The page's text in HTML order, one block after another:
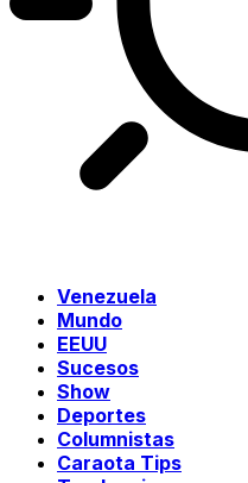
Venezuela
Mundo
EEUU
Sucesos
Show
Deportes
Columnistas
Caraota Tips